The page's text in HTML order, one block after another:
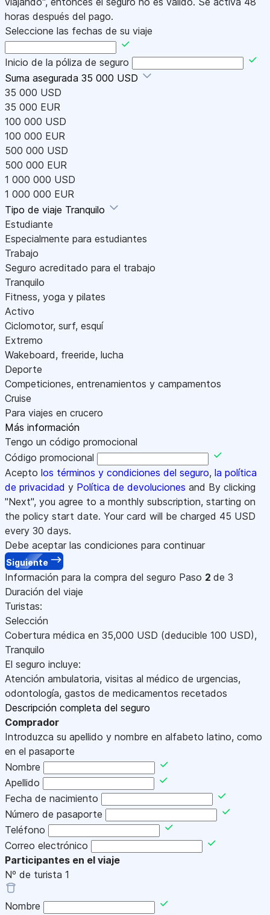
horas después del pago.
Seleccione las fechas de su viaje
Inicio de la póliza de seguro
Suma asegurada 35 000 USD
35 000 USD
35 000 EUR
100 000 USD
100 000 EUR
500 000 USD
500 000 EUR
1 000 000 USD
1 000 000 EUR
Tipo de viaje Tranquilo
Estudiante
Especialmente para estudiantes
Trabajo
Seguro acreditado para el trabajo
Tranquilo
Fitness, yoga y pilates
Activo
Ciclomotor, surf, esquí
Extremo
Wakeboard, freeride, lucha
Deporte
Competiciones, entrenamientos y campamentos
Cruise
Para viajes en crucero
Más información
Tengo un código promocional
Código promocional
Acepto los términos y condiciones del seguro, la política
de privacidad y Política de devoluciones and By clicking
"Next", you agree to a monthly subscription, starting on
the policy start date. Your card will be charged 45 USD
every 30 days.
Debe aceptar las condiciones para continuar
Siguiente
Información para la compra del seguro Paso 2 de 3
Duración del viaje
Turistas:
Selección
Cobertura médica en 35,000 USD (deducible 100 USD),
Tranquilo
El seguro incluye:
Atención ambulatoria, visitas al médico de urgencias,
odontología, gastos de medicamentos recetados
Descripción completa del seguro
Comprador
Introduzca su apellido y nombre en alfabeto latino, como
en el pasaporte
Nombre
Apellido
Fecha de nacimiento
Número de pasaporte
Teléfono
Correo electrónico
Participantes en el viaje
Nº de turista 1
Nombre